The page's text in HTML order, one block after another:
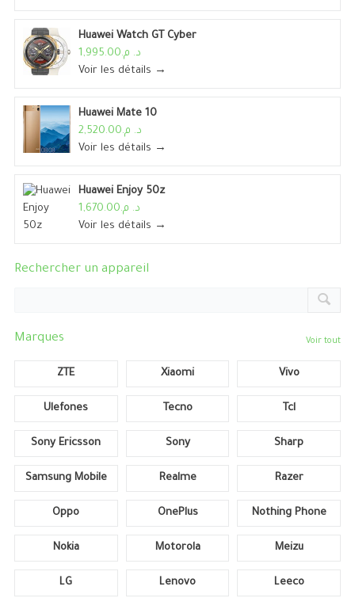
Huawei Watch GT Cyber
د. م.1,995.00
Voir les détails →
Huawei Mate 10
د. م.2,520.00
Voir les détails →
Huawei Enjoy 50z
د. م.1,670.00
Voir les détails →
Rechercher un appareil
Marques Voir tout
ZTE Xiaomi Vivo
Ulefones Tecno Tcl
Sony Ericsson Sony Sharp
Samsung Mobile Realme Razer
Oppo OnePlus Nothing Phone
Nokia Motorola Meizu
LG Lenovo Leeco